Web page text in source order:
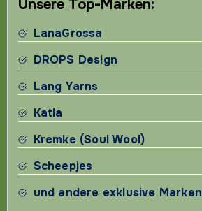
Unsere Top-Marken:
LanaGrossa
DROPS Design
Lang Yarns
Katia
Kremke (Soul Wool)
Scheepjes
und andere exklusive Marken